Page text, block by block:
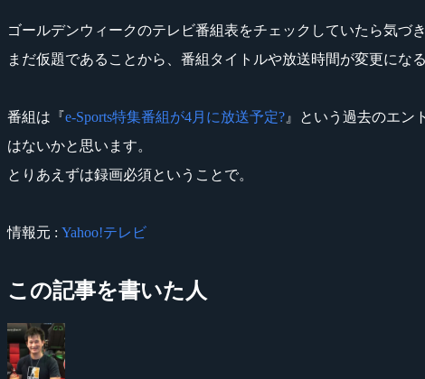
ゴールデンウィークのテレビ番組表をチェックしていたら気づき
まだ仮題であることから、番組タイトルや放送時間が変更にな
番組は『e-Sports特集番組が4月に放送予定? 』という過去のエン
はないかと思います。
とりあえずは録画必須ということで。
情報元 : Yahoo!テレビ
この記事を書いた人